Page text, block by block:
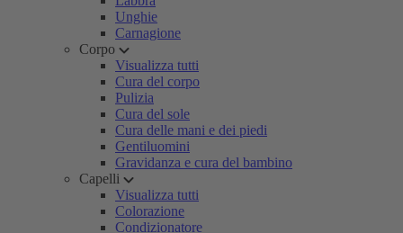
Unghie
Carnagione
Corpo
Visualizza tutti
Cura del corpo
Pulizia
Cura del sole
Cura delle mani e dei piedi
Gentiluomini
Gravidanza e cura del bambino
Capelli
Visualizza tutti
Colorazione
Condizionatore